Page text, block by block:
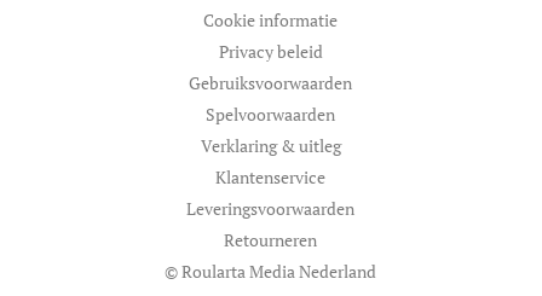
Cookie informatie
Privacy beleid
Gebruiksvoorwaarden
Spelvoorwaarden
Verklaring & uitleg
Klantenservice
Leveringsvoorwaarden
Retourneren
© Roularta Media Nederland